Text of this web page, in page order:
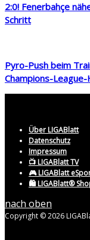
2:0! Fenerbahçe
Schritt
Pyro-Push beim
Champions-
Über LIGABlatt
Datenschutz
Impressum
📺 LIGABlatt TV
🎮 LIGABlatt
🛍️ LIGABlatt®
nach oben
Copyright © 2026